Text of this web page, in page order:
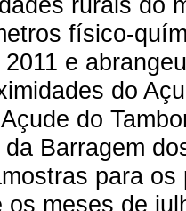
físico-
e
do
do
Barragem
para
meses de